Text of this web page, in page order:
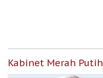
Kabinet Merah Putih